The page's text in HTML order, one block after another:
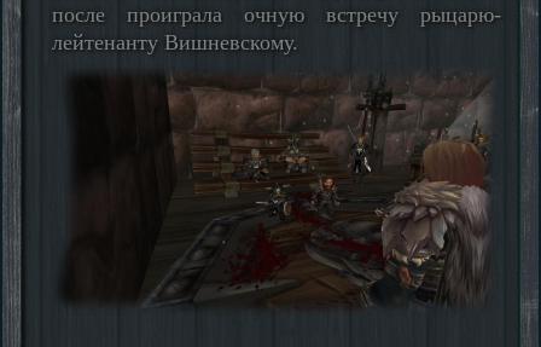
после проиграла очную встречу рыцарю-
лейтенанту Вишневскому.